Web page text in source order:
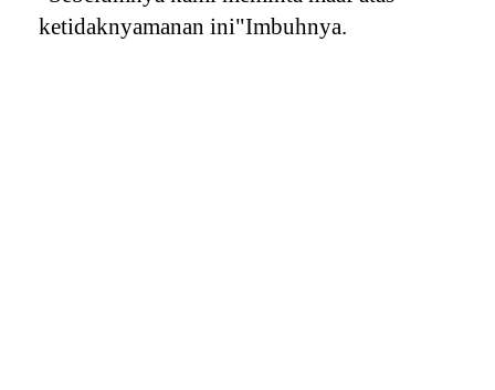
ketidaknyamanan ini"Imbuhnya.